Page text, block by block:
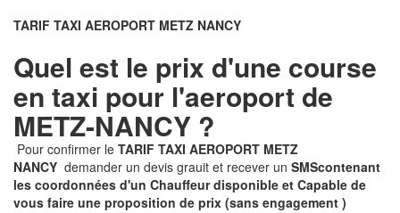
TARIF TAXI AEROPORT METZ NANCY
Quel est le prix d'une course
en taxi pour l'aeroport de
METZ-NANCY ?
Pour confirmer le TARIF TAXI AEROPORT METZ
NANCY demander un devis grauit et recever un SMScontenant
les coordonnées d'un Chauffeur disponible et Capable de
vous faire une proposition de prix (sans engagement )